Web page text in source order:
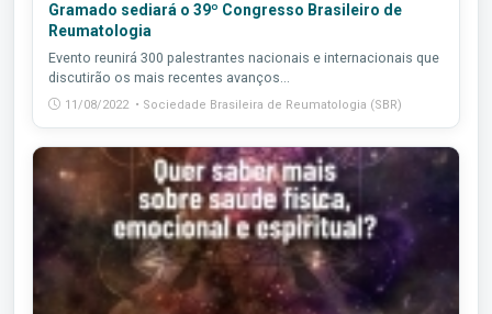
Gramado sediará o 39º Congresso Brasileiro de
Reumatologia
Evento reunirá 300 palestrantes nacionais e internacionais que
discutirão os mais recentes avanços...
11/08/2022 • Sociedade Brasileira de Reumatologia (SBR)